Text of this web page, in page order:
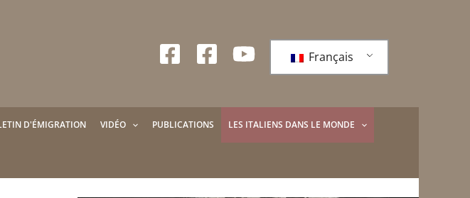
Français
D'ÉMIGRATION VIDÉO PUBLICATIONS LES ITALIENS DANS LE MONDE